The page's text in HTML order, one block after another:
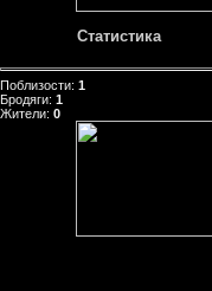
Статистика
Поблизости: 1
Бродяги: 1
Жители: 0